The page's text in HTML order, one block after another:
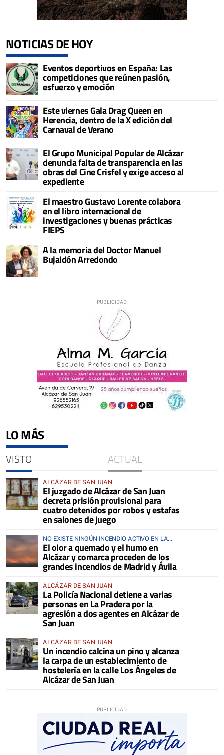
NOTICIAS DE HOY
Eventos deportivos en España: Las
competiciones que reúnen pasión,
esfuerzo y emoción
Este viernes Gala Drag Queen en
Herencia, dentro de la X edición del
Carnaval de Verano
El Grupo Municipal Popular de Alcázar
denuncia falta de transparencia en las
obras del Cine Crisfel y exige acceso al
expediente
El maestro Gustavo Lorente colabora
en el libro internacional de
investigaciones y buenas prácticas
FIEPS
A la memoria del Doctor Manuel
Bujaldón Arredondo
LO MÁS
VISTO ACTUAL
ALCÁZAR DE SAN JUAN
El juzgado de Alcázar de San Juan
decreta prisión provisional para
cuatro detenidos por robos y estafas
en salones de juego
NO EXISTE NINGÚN INCENDIO ACTIVO EN LA
COMARCA
El olor a quemado y el humo en
Alcázar y comarca proceden de los
grandes incendios de Madrid y Ávila
ALCÁZAR DE SAN JUAN
La Policía Nacional detiene a varias
personas en La Pradera por la
agresión a dos agentes en Alcázar de
San Juan
ALCÁZAR DE SAN JUAN
Un incendio calcina un pino y alcanza
la carpa de un establecimiento de
hostelería en la calle Los Ángeles de
Alcázar de San Juan